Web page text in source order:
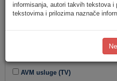
Kombinacija usluga
AVM usluge (TV)
informisanja, autori takvih tekstova i
tekstovima i prilozima naznače